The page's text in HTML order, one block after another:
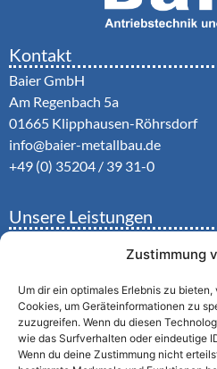
Zustimmung
Um dir ein optimales Erlebnis zu
Cookies, um Geräteinformationen zu
zuzugreifen. Wenn du diesen
wie das Surfverhalten oder eindeutige
Wenn du deine Zustimmung nicht
Kontakt
Baier GmbH
Am Regenbach 5a
01665 Klipphausen-Röhrsdorf
info@baier-metallbau.de
+49 (0) 35204 / 39 31-0
Unsere Leistungen
•Schiebefenster
•Einbruchhemmende Türen
•Metallbau